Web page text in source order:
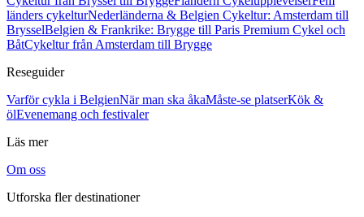
länders cykelturNederländerna & Belgien Cykeltur: Amsterdam till
BrysselBelgien & Frankrike: Brygge till Paris Premium Cykel och
BåtCykeltur från Amsterdam till Brygge
Reseguider
Varför cykla i BelgienNär man ska åkaMåste-se platserKök &
ölEvenemang och festivaler
Läs mer
Om oss
Utforska fler destinationer